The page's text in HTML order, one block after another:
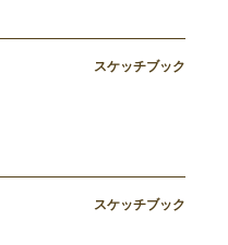
スケッチブック
スケッチブック